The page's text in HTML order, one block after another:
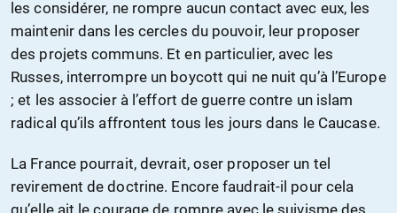
les considérer, ne rompre aucun contact avec eux, les
maintenir dans les cercles du pouvoir, leur proposer
des projets communs. Et en particulier, avec les
Russes, interrompre un boycott qui ne nuit qu’à l’Europe
; et les associer à l’effort de guerre contre un islam
radical qu’ils affrontent tous les jours dans le Caucase.
La France pourrait, devrait, oser proposer un tel
revirement de doctrine. Encore faudrait-il pour cela